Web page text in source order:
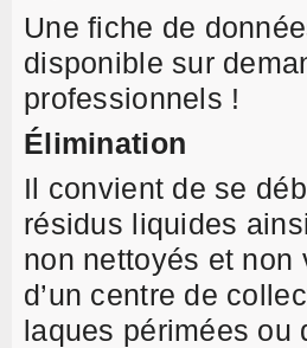
Une fiche de
disponible sur
professionnels !
Élimination
Il convient de se
résidus liquides
non nettoyés et non
d’un centre de
laques périmées ou